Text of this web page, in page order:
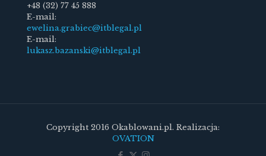
+48 (32) 77 45 888
E-mail:
ewelina.grabiec@itblegal.pl
E-mail:
lukasz.bazanski@itblegal.pl
Copyright 2016 Okablowani.pl. Realizacja:
OVATION